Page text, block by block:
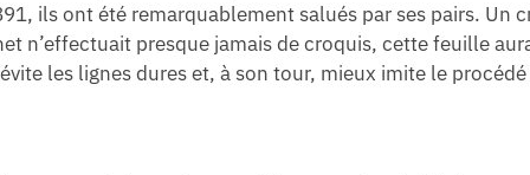
ils ont été remarquablement salués par ses pairs. Un
n’effectuait presque jamais de croquis, cette feuille
les lignes dures et, à son tour, mieux imite le